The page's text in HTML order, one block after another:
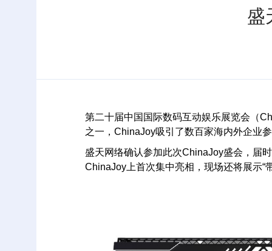
盛
第二十届中国国际数码互动娱乐展览会（
之一，ChinaJoy吸引了数百家海内外企业
盛天网络确认参加此次ChinaJoy盛会，届
ChinaJoy上首次集中亮相，现场还将展示“